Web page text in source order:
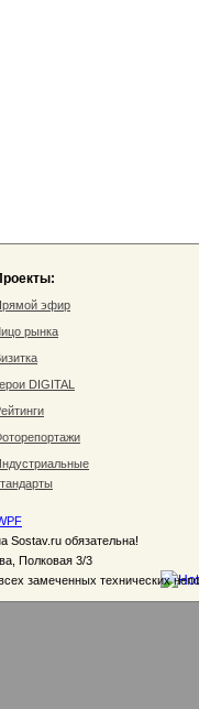
эфир
рынка
DIGITAL
Sostav.ru обязательна!
Полковая 3/3
замеченных технических